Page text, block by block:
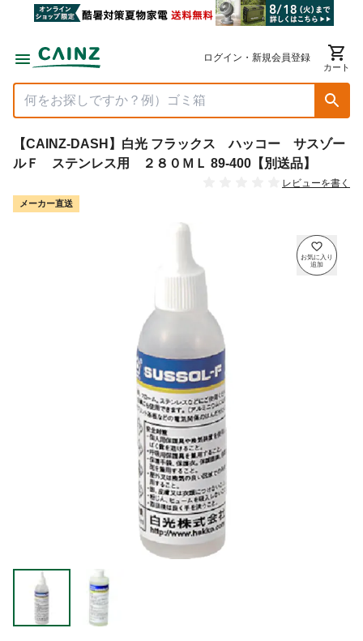
ログイン・新規会員登録
カート
【CAINZ-DASH】白光 フラックス ハッコー サスゾー
ルＦ ステンレス用 ２８０ＭＬ 89-400【別送品】
レビューを書く
メーカー直送